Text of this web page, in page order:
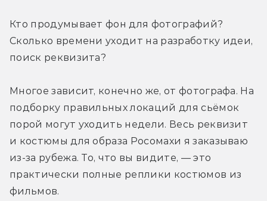
Кто продумывает фон для фотографий?
Сколько времени уходит на разработку идеи,
поиск реквизита?
Многое зависит, конечно же, от фотографа. На
подборку правильных локаций для сьёмок
порой могут уходить недели. Весь реквизит
и костюмы для образа Росомахи я заказываю
из-за рубежа. То, что вы видите, — это
практически полные реплики костюмов из
фильмов.